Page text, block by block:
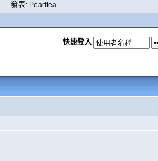
發表: Pearltea
快速登入